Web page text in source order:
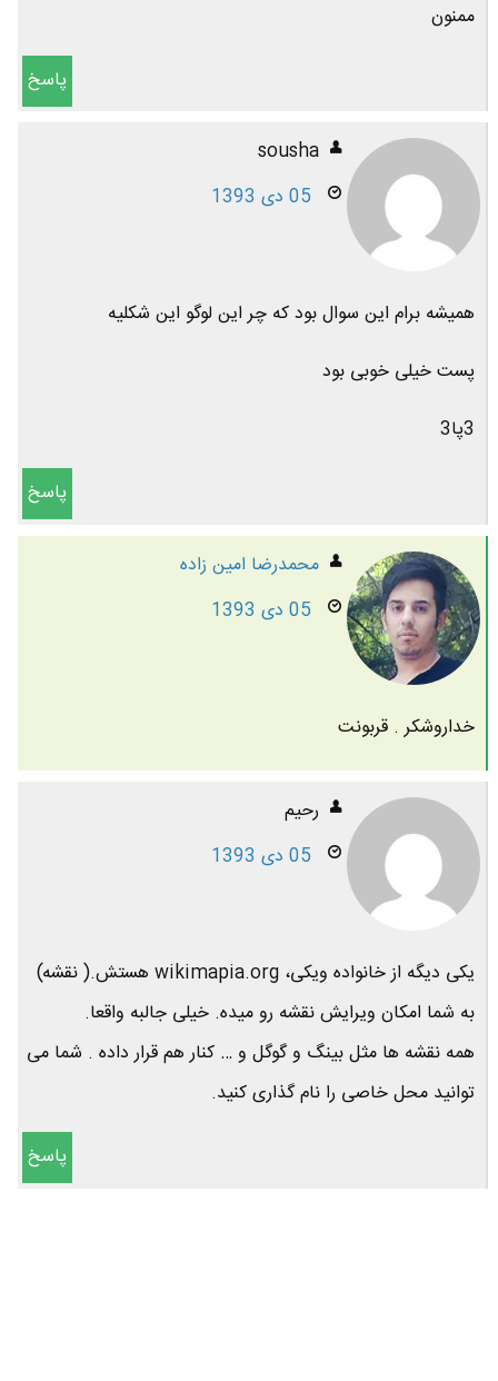
ممنون
پاسخ
sousha
05 دی 1393
همیشه برام این سوال بود که چر این لوگو این شکلیه
پست خیلی خوبی بود
3پا3
پاسخ
محمدرضا امين زاده
05 دی 1393
خداروشکر . قربونت
رحیم
05 دی 1393
یکی دیگه از خانواده ویکی، wikimapia.org هستش.( نقشه)
به شما امکان ویرایش نقشه رو میده. خیلی جالبه واقعا.
همه نقشه ها مثل بینگ و گوگل و … کنار هم قرار داده . شما می
توانید محل خاصی را نام گذاری کنید.
پاسخ